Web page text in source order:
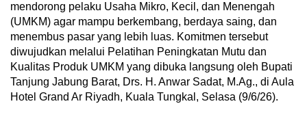
mendorong pelaku Usaha Mikro, Kecil, dan Menengah
(UMKM) agar mampu berkembang, berdaya saing, dan
menembus pasar yang lebih luas. Komitmen tersebut
diwujudkan melalui Pelatihan Peningkatan Mutu dan
Kualitas Produk UMKM yang dibuka langsung oleh Bupati
Tanjung Jabung Barat, Drs. H. Anwar Sadat, M.Ag., di Aula
Hotel Grand Ar Riyadh, Kuala Tungkal, Selasa (9/6/26).